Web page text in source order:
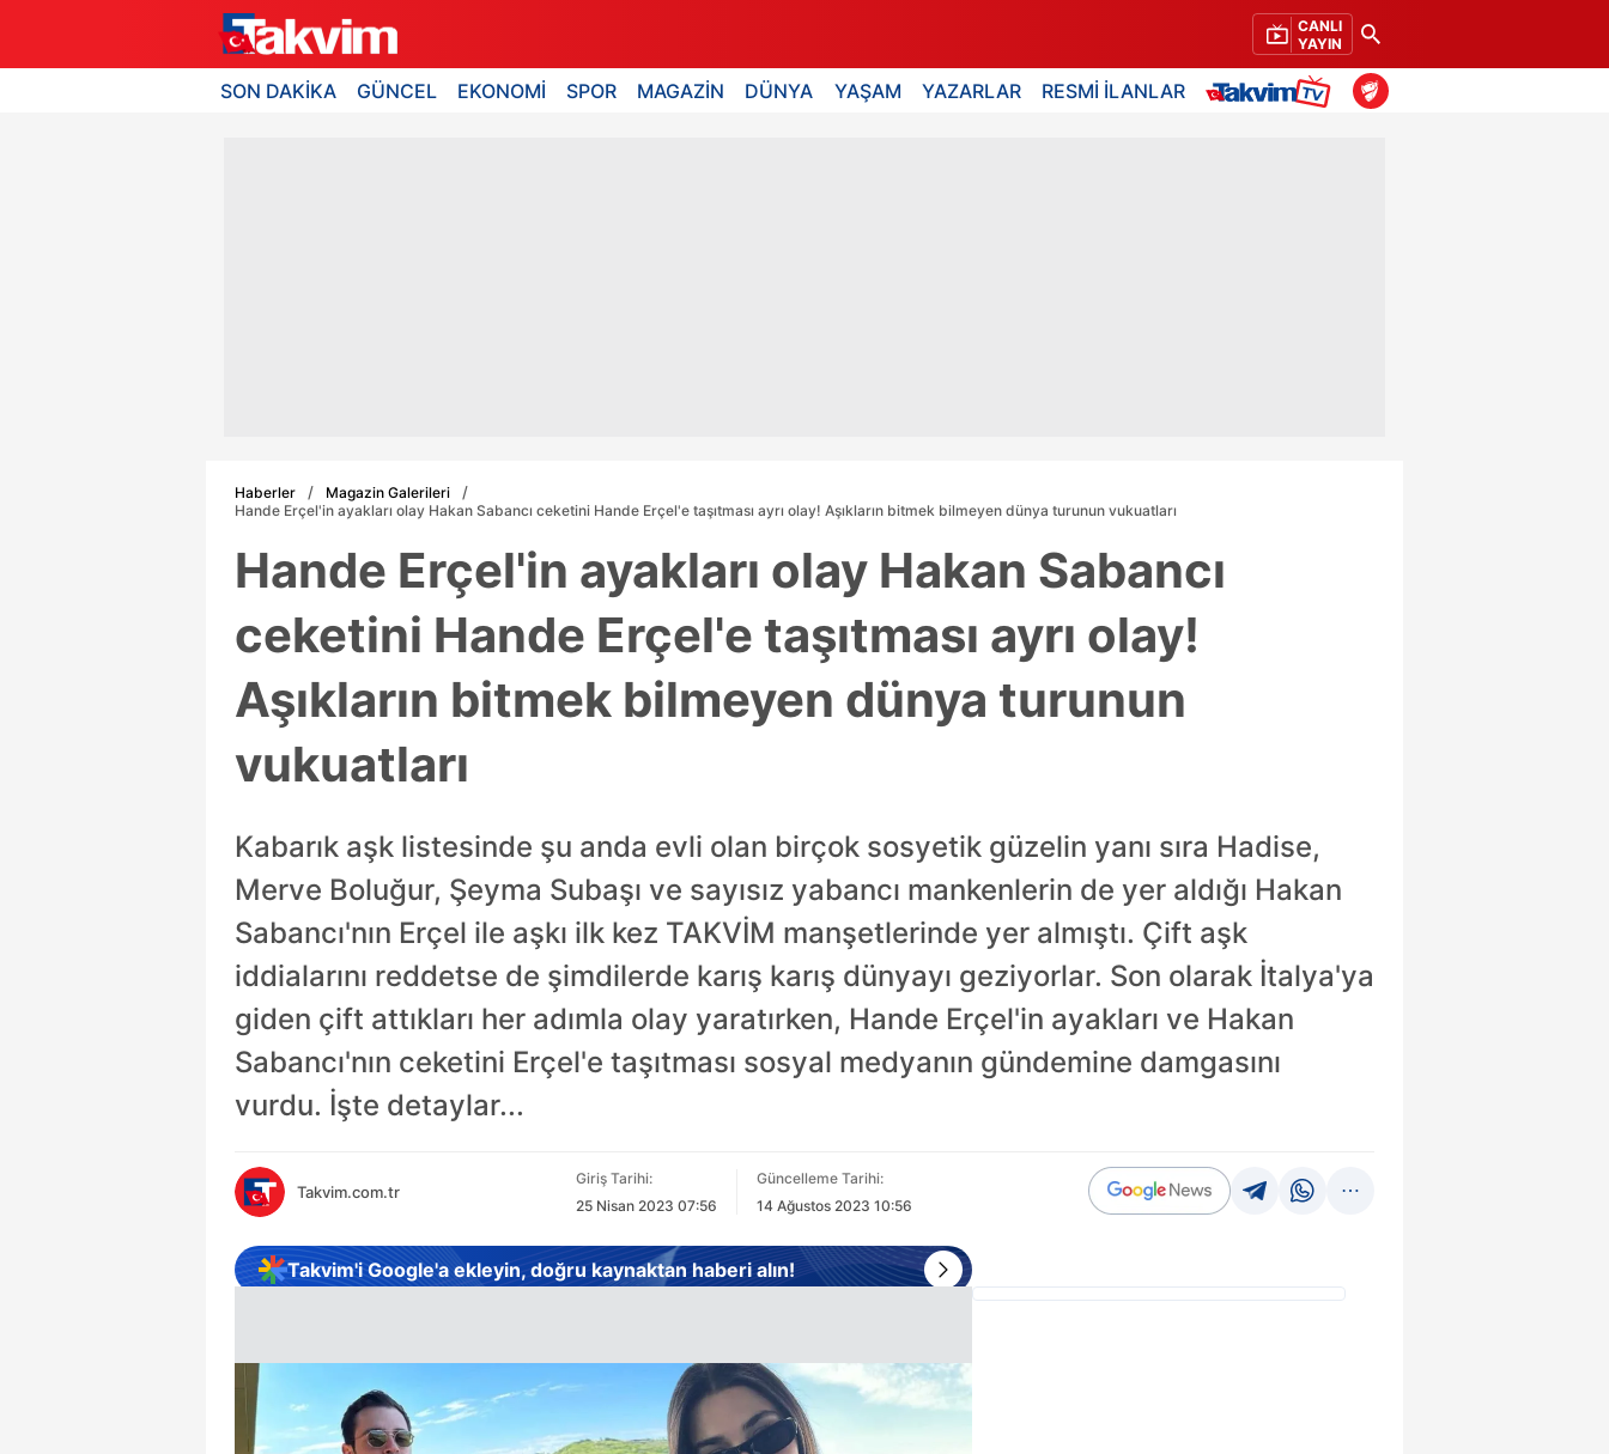
CANLI
YAYIN
SON DAKİKA GÜNCEL EKONOMİ SPOR MAGAZİN DÜNYA YAŞAM YAZARLAR RESMİ İLANLAR
Haberler
Magazin Galerileri
Hande Erçel'in ayakları olay Hakan Sabancı ceketini Hande Erçel'e taşıtması ayrı olay! Aşıkların bitmek bilmeyen dünya turunun vukuatları
Hande Erçel'in ayakları olay Hakan Sabancı
ceketini Hande Erçel'e taşıtması ayrı olay!
Aşıkların bitmek bilmeyen dünya turunun
vukuatları
Kabarık aşk listesinde şu anda evli olan birçok sosyetik güzelin yanı sıra Hadise,
Merve Boluğur, Şeyma Subaşı ve sayısız yabancı mankenlerin de yer aldığı Hakan
Sabancı'nın Erçel ile aşkı ilk kez TAKVİM manşetlerinde yer almıştı. Çift aşk
iddialarını reddetse de şimdilerde karış karış dünyayı geziyorlar. Son olarak İtalya'ya
giden çift attıkları her adımla olay yaratırken, Hande Erçel'in ayakları ve Hakan
Sabancı'nın ceketini Erçel'e taşıtması sosyal medyanın gündemine damgasını
vurdu. İşte detaylar...
Takvim.com.tr
Giriş Tarihi:
25 Nisan 2023 07:56
Güncelleme Tarihi:
14 Ağustos 2023 10:56
Takvim'i Google'a ekleyin, doğru kaynaktan haberi alın!